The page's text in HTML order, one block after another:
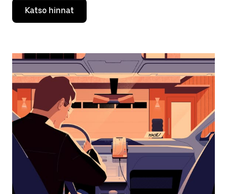
Valitse
päivämäärä
kalenterissa
Sulje
Esc-
painikkeella.
Katso hinnat